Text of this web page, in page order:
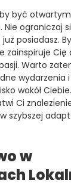
być
Nie ograniczaj
posiadasz.
zainspiruje Cię
Warto
wydarzenia
wokół
Ci
szybszej
w